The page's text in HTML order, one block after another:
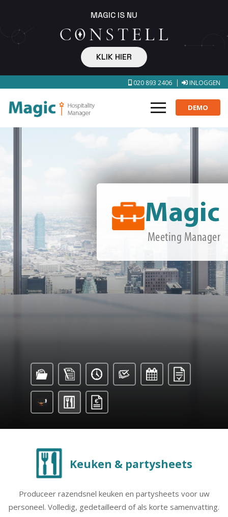
MAGIC IS NU
KLIK HIER
020 893 2406 INLOGGEN
DEMO
Magic
Meeting Manager
Keuken & partysheets
Produceer razendsnel keuken en partysheets voor uw
personeel. Volledig, gedetailleerd of als korte samenvatting.